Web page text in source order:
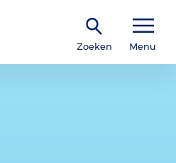
Zoeken Menu